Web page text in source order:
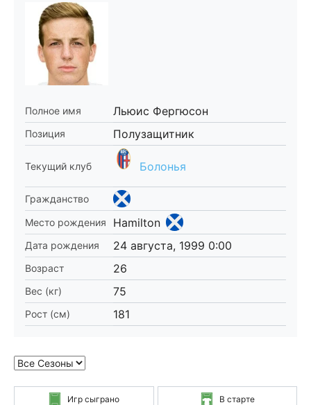
Полное имя Льюис Фергюсон
Позиция Полузащитник
Текущий клуб Болонья
Гражданство
Место рождения
Hamilton
Дата рождения 24 августа, 1999 0:00
Возраст 26
Вес (кг) 75
Рост (см) 181
Игр сыграно В старте